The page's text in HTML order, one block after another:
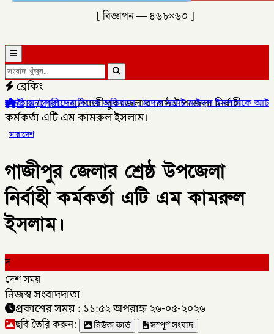
[ বিজ্ঞাপন — ৪৬৮×৬০ ]
ব্রেকিং
, মাদক সম্রাট মাইদুল ইসলামকে আটক ০৩ বোতল স্কাফ সিরাপ
হোম/সারাদেশ/গাজীপুর জেলার শ্রেষ্ঠ উপজেলা নির্বাহী
কর্মকর্তা এটি এম কামরুল ইসলাম।
সারাদেশ
গাজীপুর জেলার শ্রেষ্ঠ উপজেলা
নির্বাহী কর্মকর্তা এটি এম কামরুল
ইসলাম।
দ
দেশ সময়
নিজস্ব সংবাদদাতা
প্রকাশের সময় : ১১:৫২ অপরাহ্ন ২৬-০৫-২০২৬
ছবি তৈরি করুন: নিউজ কার্ড
সম্পূর্ণ সংবাদ